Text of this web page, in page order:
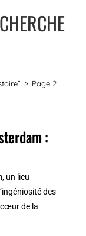
> Page 2
:
un lieu
des
de la